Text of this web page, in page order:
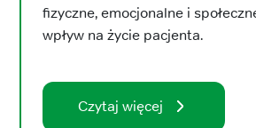
fizyczne, emocjonalne i
wpływ na życie pacjenta.
Czytaj więcej